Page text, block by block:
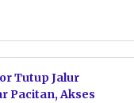
Tutup Jalur
Pacitan, Akses